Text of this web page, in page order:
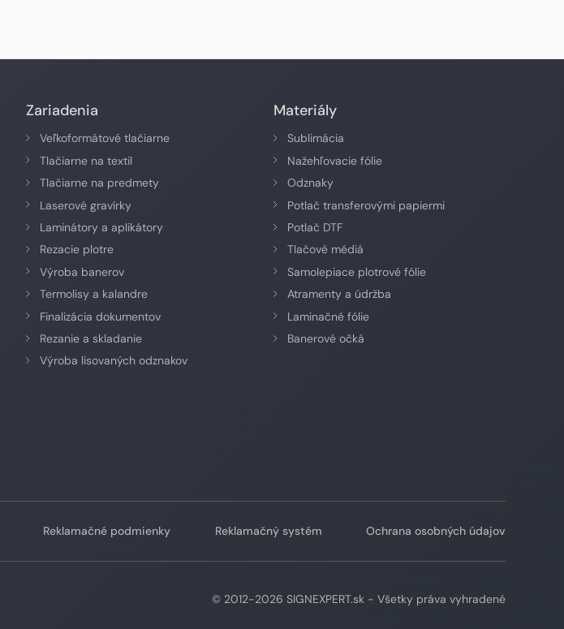
Zariadenia
Veľkoformátové tlačiarne
Tlačiarne na textil
Tlačiarne na predmety
Laserové gravírky
Laminátory a aplikátory
Rezacie plotre
Výroba banerov
Termolisy a kalandre
Finalizácia dokumentov
Rezanie a skladanie
Výroba lisovaných odznakov
Materiály
Sublimácia
Nažehľovacie fólie
Odznaky
Potlač transferovými papiermi
Potlač DTF
Tlačové médiá
Samolepiace plotrové fólie
Atramenty a údržba
Laminačné fólie
Banerové očká
Reklamačné podmienky Reklamačný systém Ochrana osobných údajov
© 2012-2026 SIGNEXPERT.sk - Všetky práva vyhradené